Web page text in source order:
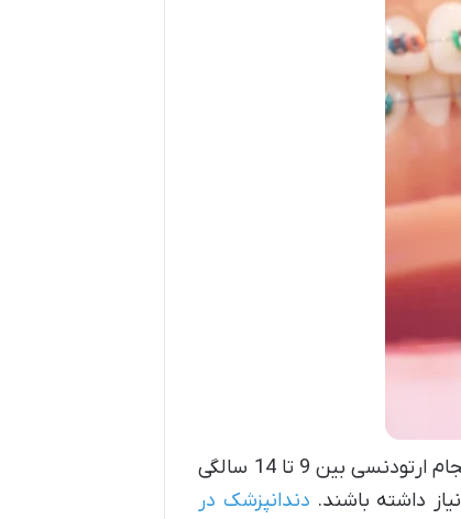
معمولاً، درآمدن دندان‌های دائمی در سنین بین 8 تا 14 سالگی رشد می‌کنند. بنابراین بهترین سن برای انجام ارتودنسی بین 9 تا 14 سالگی
داشته باشند. دندانپزشک در